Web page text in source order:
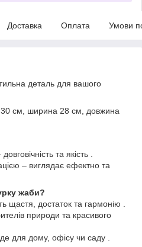
Доставка Оплата Умови
деталь для вашого
30 см, ширина 28 см, довжина
та якість .
– виглядає ефектно та
жаби?
щастя, достаток та гармонію .
природи та красивого
для дому, офісу чи саду .